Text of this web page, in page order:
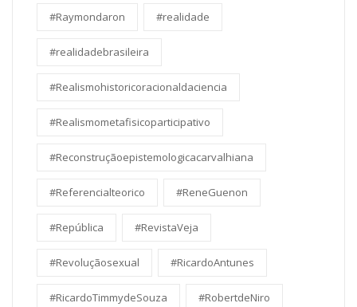
#Raymondaron #realidade
#realidadebrasileira
#Realismohistoricoracionaldaciencia
#Realismometafisicoparticipativo
#Reconstruçãoepistemologicacarvalhiana
#Referencialteorico #ReneGuenon
#República #RevistaVeja
#Revoluçãosexual #RicardoAntunes
#RicardoTimmydeSouza #RobertdeNiro